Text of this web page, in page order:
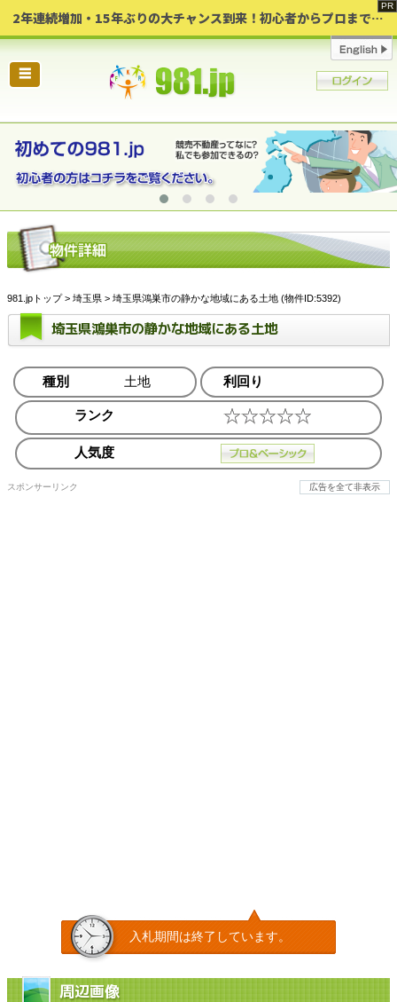
2年連続増加・15年ぶりの大チャンス到来！初心者からプロまで網羅する「競売不動産・超実践投資セミナー」♦神奈川県 横浜 in 神奈川
☰
981.jpトップ> 埼玉県 > 埼玉県鴻巣市の静かな地域にある土地 (物件ID:5392)
埼玉県鴻巣市の静かな地域にある土地
種別 土地 利回り
ランク
人気度
スポンサーリンク 広告を全て非表示
入札期間は終了しています。
周辺画像